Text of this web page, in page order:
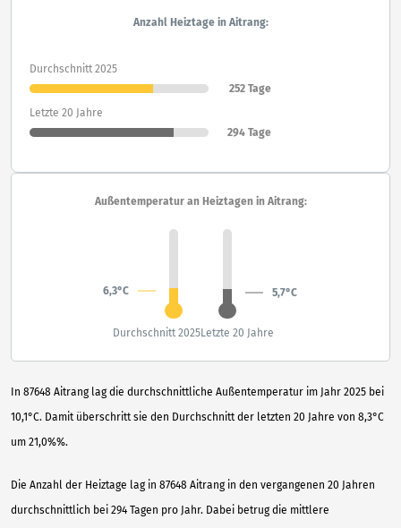
In 87648 Aitrang lag die durchschnittliche Außentemperatur im Jahr 2025 bei
10,1°C. Damit überschritt sie den Durchschnitt der letzten 20 Jahre von 8,3°C
um 21,0%%.
Die Anzahl der Heiztage lag in 87648 Aitrang in den vergangenen 20 Jahren
durchschnittlich bei 294 Tagen pro Jahr. Dabei betrug die mittlere
Anzahl Heiztage in Aitrang:
Durchschnitt 2025
252 Tage
Letzte 20 Jahre
294 Tage
Außentemperatur an Heiztagen in Aitrang:
6,3°C 5,7°C
Durchschnitt 2025Letzte 20 Jahre